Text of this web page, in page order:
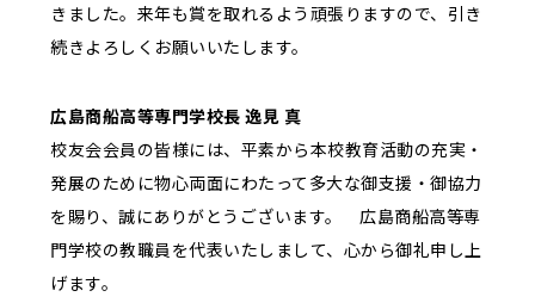
きました。来年も賞を取れるよう頑張りますので、引き
続きよろしくお願いいたします。
広島商船高等専門学校長 逸見 真
校友会会員の皆様には、平素から本校教育活動の充実・
発展のために物心両面にわたって多大な御支援・御協力
を賜り、誠にありがとうございます。 広島商船高等専
門学校の教職員を代表いたしまして、心から御礼申し上
げます。